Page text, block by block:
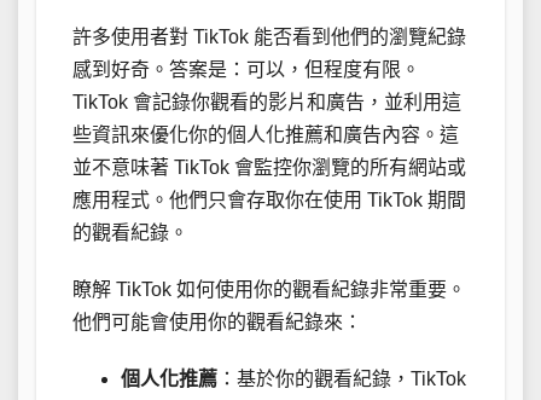
許多使用者對 TikTok 能否看到他們的瀏覽紀錄
感到好奇。答案是：可以，但程度有限。
TikTok 會記錄你觀看的影片和廣告，並利用這
些資訊來優化你的個人化推薦和廣告內容。這
並不意味著 TikTok 會監控你瀏覽的所有網站或
應用程式。他們只會存取你在使用 TikTok 期間
的觀看紀錄。
瞭解 TikTok 如何使用你的觀看紀錄非常重要。
他們可能會使用你的觀看紀錄來：
個人化推薦 ：基於你的觀看紀錄，TikTok